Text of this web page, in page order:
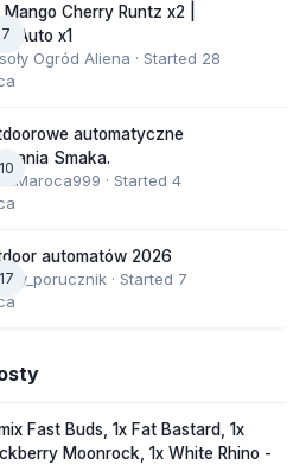
7
Mango Cherry Runtz x2 |
Auto x1
Ogród Aliena · Started 28
10
automatyczne
Smaka.
· Started 4
17
automatów 2026
· Started 7
Fast Buds, 1x Fat Bastard, 1x
Moonrock, 1x White Rhino -